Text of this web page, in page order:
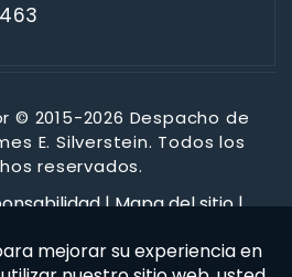
© 2015-2026 Despacho de
E. Silverstein. Todos los
reservados.
|Mapa del sitio|
bajo licencia de Canva y otros